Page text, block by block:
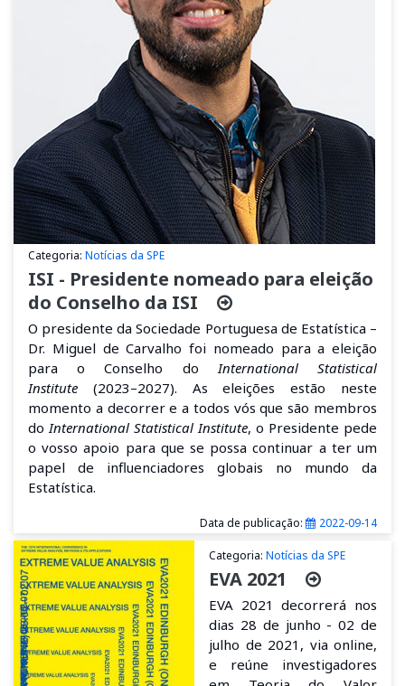
Categoria: Notícias da SPE
ISI - Presidente nomeado para eleição
do Conselho da ISI
O presidente da Sociedade Portuguesa de Estatística –
Dr. Miguel de Carvalho foi nomeado para a eleição
para o Conselho doInternational Statistical
Institute (2023–2027). As eleições estão neste
momento a decorrer e a todos vós que são membros
doInternational Statistical Institute, o Presidente pede
o vosso apoio para que se possa continuar a ter um
papel de influenciadores globais no mundo da
Estatística.
Data de publicação: 2022-09-14
Categoria: Notícias da SPE
EVA 2021
EVA 2021 decorrerá nos
dias 28 de junho - 02 de
julho de 2021, via online,
e reúne investigadores